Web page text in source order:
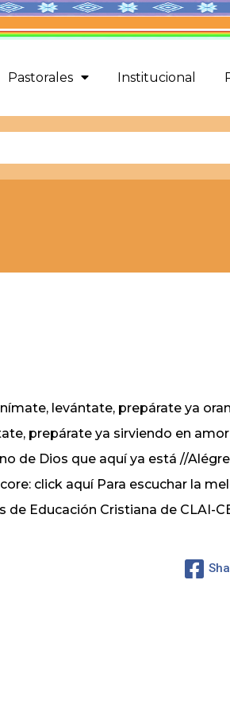
Pastorales Institucional
levántate, prepárate ya
prepárate ya sirviendo en
de Dios que aquí ya está //
click aquíPara escuchar la
de Educación Cristiana de CLAI-